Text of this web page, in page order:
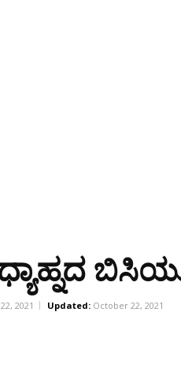
2021 Updated: October 22, 2021